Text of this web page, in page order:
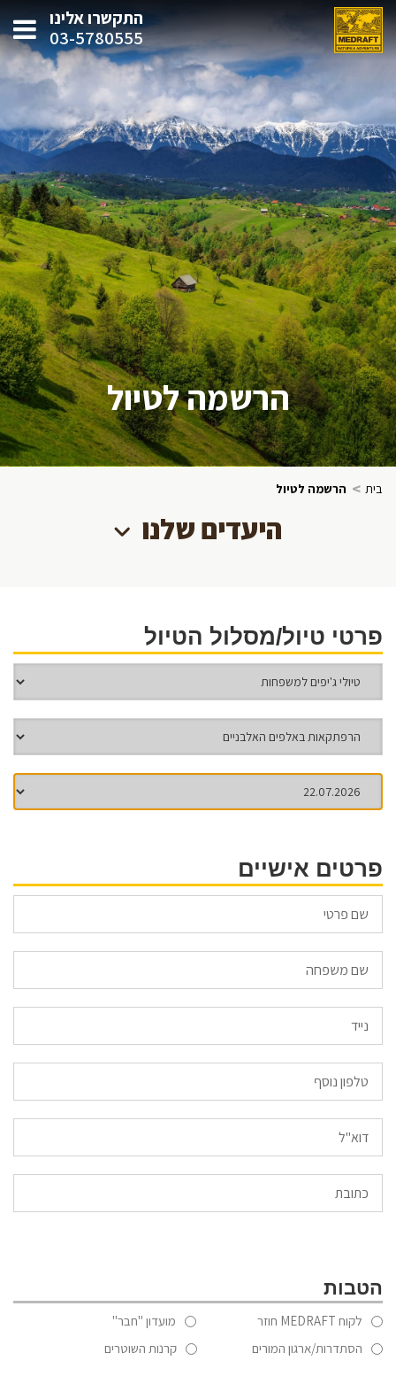
התקשרו אלינו
03-5780555
הרשמה לטיול
בית > הרשמה לטיול
היעדים שלנו
פרטי טיול/מסלול הטיול
פרטים אישיים
Email
הטבות
לקוח MEDRAFT חוזר
מועדון "חבר"
הסתדרות/ארגון המורים
קרנות השוטרים